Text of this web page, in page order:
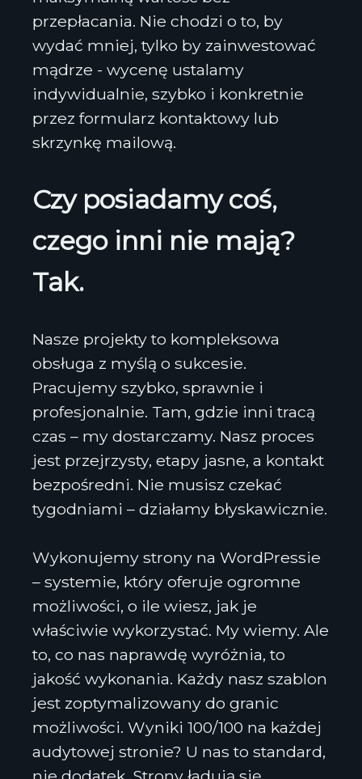
przepłacania. Nie chodzi o to, by
wydać mniej, tylko by zainwestować
mądrze - wycenę ustalamy
indywidualnie, szybko i konkretnie
przez formularz kontaktowy lub
skrzynkę mailową.
Czy posiadamy coś,
czego inni nie mają?
Tak.
Nasze projekty to kompleksowa
obsługa z myślą o sukcesie.
Pracujemy szybko, sprawnie i
profesjonalnie. Tam, gdzie inni tracą
czas – my dostarczamy. Nasz proces
jest przejrzysty, etapy jasne, a kontakt
bezpośredni. Nie musisz czekać
tygodniami – działamy błyskawicznie.
Wykonujemy strony na WordPressie
– systemie, który oferuje ogromne
możliwości, o ile wiesz, jak je
właściwie wykorzystać. My wiemy. Ale
to, co nas naprawdę wyróżnia, to
jakość wykonania. Każdy nasz szablon
jest zoptymalizowany do granic
możliwości. Wyniki 100/100 na każdej
audytowej stronie? U nas to standard,